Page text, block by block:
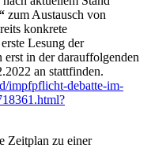
zum Austausch von
konkrete
Lesung der
in der darauffolgenden
an stattfinden.
impfpflicht-debatte-im-
Zeitplan zu einer